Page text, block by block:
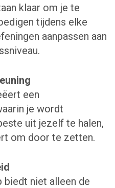
klaar om je te
tijdens elke
aanpassen aan
een
je wordt
uit jezelf te halen,
om door te zetten.
biedt niet alleen de